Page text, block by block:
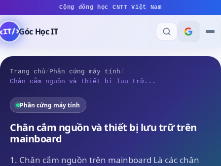
Cộng đồng học CNTT Việt Nam
Góc Học IT
Trang chủ/ Phần cứng máy tính/
Chân cắm nguồn và thiết bị lưu trữ...
Phần cứng máy tính
Chân cắm nguồn và thiết bị lưu trữ trên
mainboard
1. Chân cắm nguồn trên mainboard Là các chân